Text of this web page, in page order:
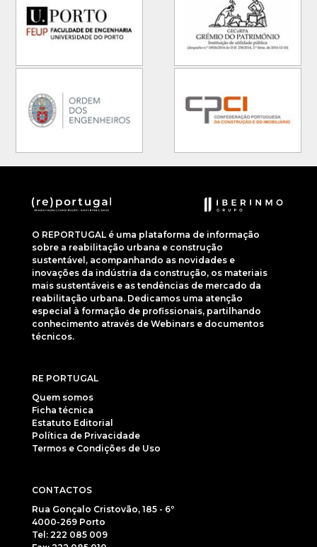
O REPORTUGAL é uma plataforma de informação
sobre a reabilitação urbana e construção
sustentável, acompanhando as novidades e
inovações da indústria da construção, os materiais
mais sustentáveis e as tendências de mercado da
reabilitação urbana. Dedicamos uma atenção
especial à formação de profissionais, partilhando
conhecimento através de Webinars e documentos
técnicos.
RE PORTUGAL
Quem somos
Ficha técnica
Estatuto Editorial
Política de Privacidade
Termos e Condições de Uso
CONTACTOS
Rua Gonçalo Cristovão, 185 - 6º
4000-269 Porto
Tel: 222 085 009